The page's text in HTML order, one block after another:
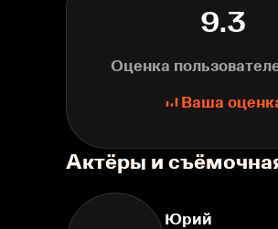
9.3
Оценка
Ваша
Актёры и
Юрий